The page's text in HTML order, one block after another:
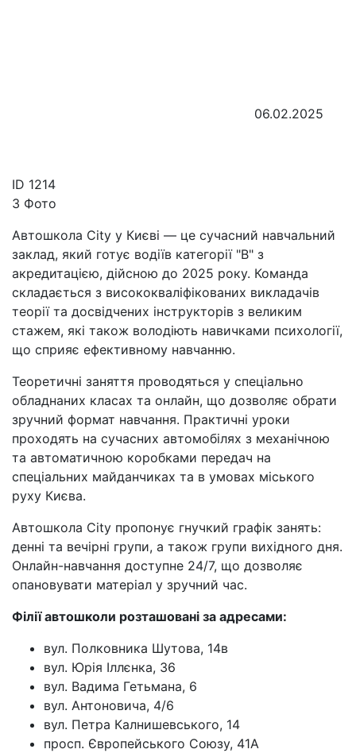
06.02.2025
ID 1214
3 Фото
Автошкола City у Києві — це сучасний навчальний
заклад, який готує водіїв категорії "В" з
акредитацією, дійсною до 2025 року. Команда
складається з висококваліфікованих викладачів
теорії та досвідчених інструкторів з великим
стажем, які також володіють навичками психології,
що сприяє ефективному навчанню.
Теоретичні заняття проводяться у спеціально
обладнаних класах та онлайн, що дозволяє обрати
зручний формат навчання. Практичні уроки
проходять на сучасних автомобілях з механічною
та автоматичною коробками передач на
спеціальних майданчиках та в умовах міського
руху Києва.
Автошкола City пропонує гнучкий графік занять:
денні та вечірні групи, а також групи вихідного дня.
Онлайн-навчання доступне 24/7, що дозволяє
опановувати матеріал у зручний час.
Філії автошколи розташовані за адресами:
вул. Полковника Шутова, 14в
вул. Юрія Іллєнка, 36
вул. Вадима Гетьмана, 6
вул. Антоновича, 4/6
вул. Петра Калнишевського, 14
просп. Європейського Союзу, 41А